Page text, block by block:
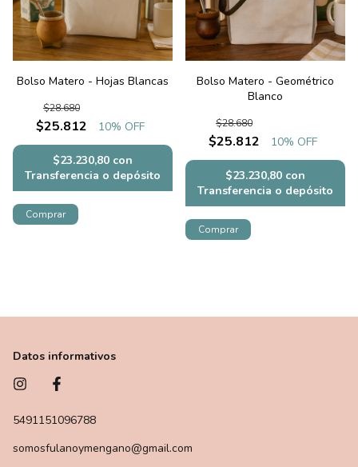
Bolso Matero - Hojas Blancas
$25.812
$28.680
10% OFF
$23.230,80 con
Transferencia o depósito
Bolso Matero - Geométrico
Blanco
$25.812
$28.680
10% OFF
$23.230,80 con
Transferencia o depósito
Datos informativos
5491151096788
somosfulanoymengano@gmail.com